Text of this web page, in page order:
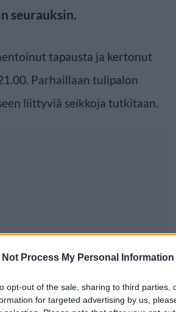
Not Process My Personal Information
opt-out of the sale, sharing to third parties,
for targeted advertising by us,
seurauksin.
tapausta ja kertonut
Parhaillaan tulipalon
liittyviä seikkoja tutkitaan.